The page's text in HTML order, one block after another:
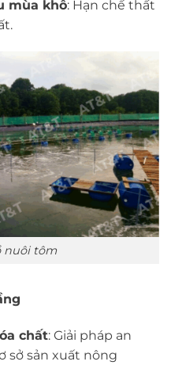
mùa khô: Hạn chế thất
nuôi tôm
chất: Giải pháp an
sở sản xuất nông